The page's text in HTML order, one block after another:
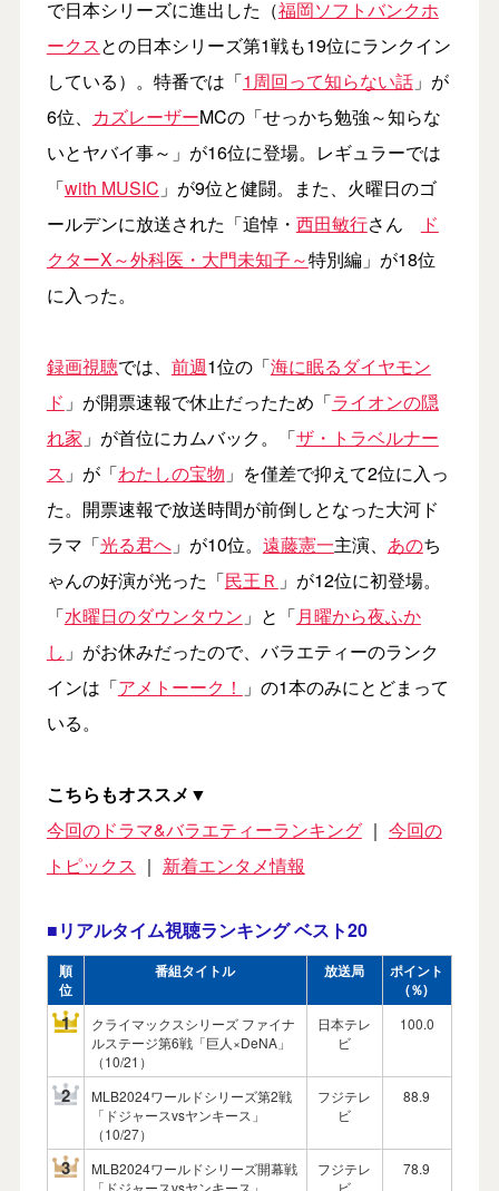
で日本シリーズに進出した（福岡ソフトバンクホ
ークスとの日本シリーズ第1戦も19位にランクイン
している）。特番では「1周回って知らない話」が
6位、 カズレーザーMCの「せっかち勉強～知らな
いとヤバイ事～」が16位に登場。レギュラーでは
「with MUSIC 」が9位と健闘。また、火曜日のゴ
ールデンに放送された「追悼・ 西田敏行さん
ド
クターX～外科医・大門未知子～特別編」が18位
に入った。
録画視聴では、 前週1位の「海に眠るダイヤモン
ド 」が開票速報で休止だったため「ライオンの隠
れ家 」が首位にカムバック。「ザ・トラベルナー
ス 」が「わたしの宝物 」を僅差で抑えて2位に入っ
た。開票速報で放送時間が前倒しとなった大河ド
ラマ「光る君へ」が10位。 遠藤憲一主演、 あのち
ゃんの好演が光った「民王Ｒ 」が12位に初登場。
「水曜日のダウンタウン 」と「月曜から夜ふか
し 」がお休みだったので、バラエティーのランク
インは「アメトーーク！ 」の1本のみにとどまって
いる。
こちらもオススメ▼
今回のドラマ&バラエティーランキング｜ 今回の
トピックス ｜ 新着エンタメ情報
■リアルタイム視聴ランキング ベスト20
順
位
番組タイトル 放送局
ポイント
(％)
1
クライマックスシリーズ ファイナ
ルステージ第6戦「巨人×DeNA」
（10/21）
日本テレ
ビ
100.0
2
MLB2024ワールドシリーズ第2戦
「ドジャースvsヤンキース」
（10/27）
フジテレ
ビ
88.9
3
MLB2024ワールドシリーズ開幕戦
フジテレ
78.9